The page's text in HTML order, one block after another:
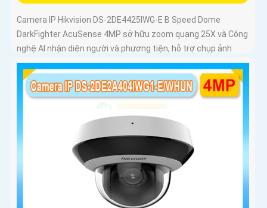
Camera IP Hikvision DS-2DE4425IWG-E B Speed Dome
DarkFighter AcuSense 4MP sở hữu zoom quang 25X và Công
nghệ AI nhận diện người và phương tiện, hỗ trợ chụp ảnh
khuôn mặt lên đến 5 khuôn mặt cùng 1 thời điểm